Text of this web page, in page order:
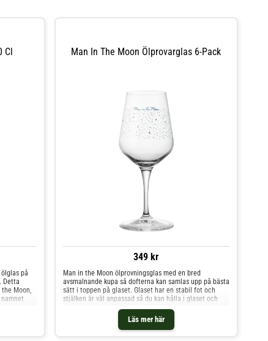
Cl
på
Detta
Moon,
Man In The Moon Ölprovarglas 6-Pack
349 kr
Läs mer här
Man in the Moon ölprovningsglas med en bred
avsmalnande kupa så dofterna kan samlas upp på bästa
sätt i toppen på glaset. Glaset har en stabil fot och
stjälken är väl anpassad så du kan hålla i glaset och
snurra runt innehållet för att lufta ölen innan du doftar
och smakar av innehållet. Detta provningsglas passar
till att prova alla öltyper i.Man in the Moon står tryckt i
en diskret textrad med en dekor av ett tilltalande